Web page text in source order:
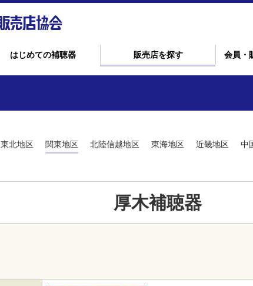
はじめての補聴器 販売店を探す 会員・
東北地区 関東地区 北陸信越地区 東海地区 近畿地区 中
厚木補聴器